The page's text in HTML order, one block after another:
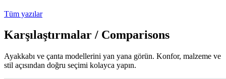
Tüm yazılar
Karşılaştırmalar / Comparisons
Ayakkabı ve çanta modellerini yan yana görün. Konfor, malzeme ve
stil açısından doğru seçimi kolayca yapın.